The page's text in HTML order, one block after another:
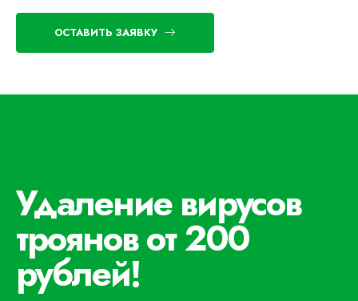
ОСТАВИТЬ ЗАЯВКУ
Удаление вирусов
троянов от 200
рублей!